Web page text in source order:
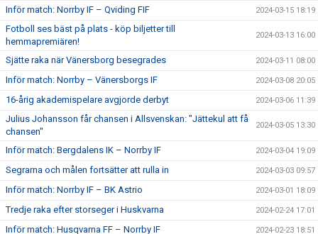
Inför match: Norrby IF – Qviding FIF 2024-03-15 18:19
Fotboll ses bäst på plats - köp biljetter till
hemmapremiären!
2024-03-13 16:00
Sjätte raka när Vänersborg besegrades 2024-03-11 08:00
Inför match: Norrby – Vänersborgs IF 2024-03-08 20:05
16-årig akademispelare avgjorde derbyt 2024-03-06 11:39
Julius Johansson får chansen i Allsvenskan: "Jättekul att få
chansen"
2024-03-05 13:30
Inför match: Bergdalens IK – Norrby IF 2024-03-04 19:09
Segrarna och målen fortsätter att rulla in 2024-03-03 09:57
Inför match: Norrby IF – BK Astrio 2024-03-01 18:09
Tredje raka efter storseger i Huskvarna 2024-02-24 17:01
Inför match: Husqvarna FF – Norrby IF 2024-02-23 18:51